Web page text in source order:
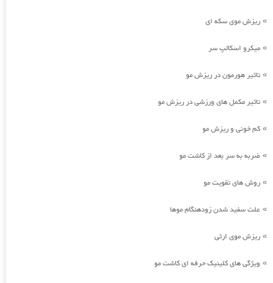
» ریزش موی سکه ای
» میکرو اسکالپ سر
» تاثیر هورمون در ریزش مو
» تاثیر مکمل های ورزشی در ریزش مو
» کم خونی و ریزش مو
» ضربه به سر بعد از کاشت مو
» روش های تقویت مو
» علت سفید شدن زودهنگام موها
» ریزش موی ارثی
» ویژگی های کلینیک حرفه ای کاشت مو